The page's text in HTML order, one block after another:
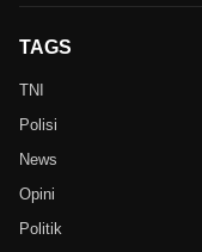
TAGS
TNI
Polisi
News
Opini
Politik